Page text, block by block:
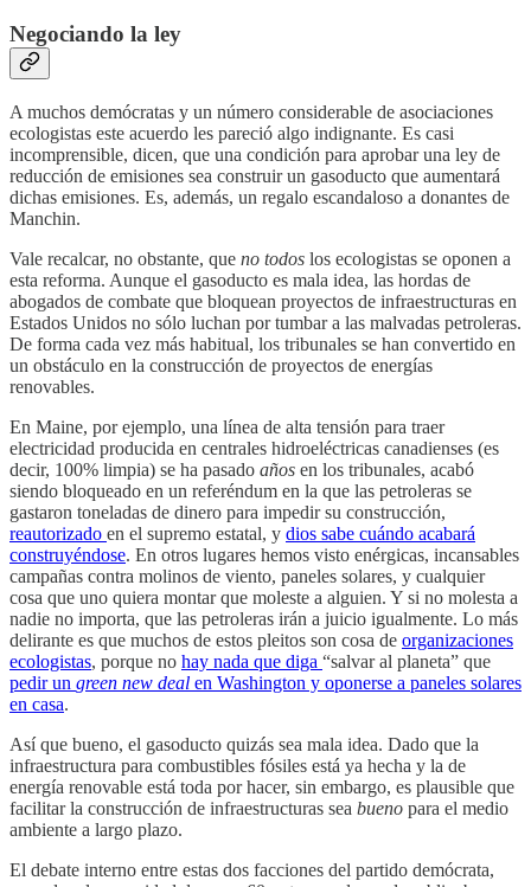
Negociando la ley
A muchos demócratas y un número considerable de asociaciones
ecologistas este acuerdo les pareció algo indignante. Es casi
incomprensible, dicen, que una condición para aprobar una ley de
reducción de emisiones sea construir un gasoducto que aumentará
dichas emisiones. Es, además, un regalo escandaloso a donantes de
Manchin.
Vale recalcar, no obstante, que no todos los ecologistas se oponen a
esta reforma. Aunque el gasoducto es mala idea, las hordas de
abogados de combate que bloquean proyectos de infraestructuras en
Estados Unidos no sólo luchan por tumbar a las malvadas petroleras.
De forma cada vez más habitual, los tribunales se han convertido en
un obstáculo en la construcción de proyectos de energías
renovables.
En Maine, por ejemplo, una línea de alta tensión para traer
electricidad producida en centrales hidroeléctricas canadienses (es
decir, 100% limpia) se ha pasado años en los tribunales, acabó
siendo bloqueado en un referéndum en la que las petroleras se
gastaron toneladas de dinero para impedir su construcción,
reautorizado en el supremo estatal, y dios sabe cuándo acabará
construyéndose. En otros lugares hemos visto enérgicas, incansables
campañas contra molinos de viento, paneles solares, y cualquier
cosa que uno quiera montar que moleste a alguien. Y si no molesta a
nadie no importa, que las petroleras irán a juicio igualmente. Lo más
delirante es que muchos de estos pleitos son cosa de organizaciones
ecologistas, porque no hay nada que diga “salvar al planeta” que
pedir un green new deal en Washington y oponerse a paneles solares
en casa.
Así que bueno, el gasoducto quizás sea mala idea. Dado que la
infraestructura para combustibles fósiles está ya hecha y la de
energía renovable está toda por hacer, sin embargo, es plausible que
facilitar la construcción de infraestructuras sea bueno para el medio
ambiente a largo plazo.
El debate interno entre estas dos facciones del partido demócrata,